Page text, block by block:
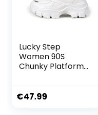
Lucky Step
Women 90S
Chunky Platform
Lace-Up Walking
€47.99